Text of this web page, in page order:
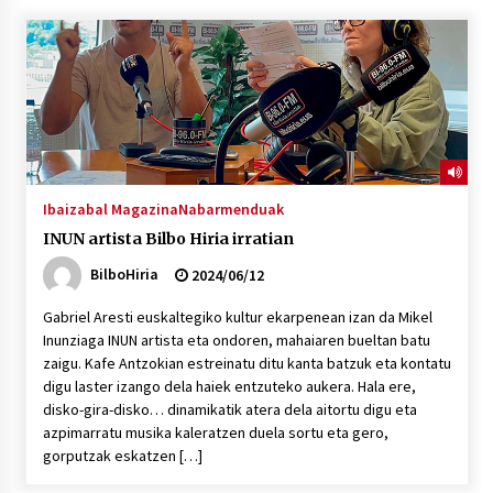
“Hiztegi bat” Gorka Urbizuk idatzitako letren
hiztegia
2026/07/23
Bakaikuko barnetegitik gazteek egindako saio
berezia
Kontserbatorioan protagonista
2026/07/15
Gaur abitua da Bilbao bbk live jaialdia
Ibaizabal MagazinaNabarmenduak
INUN artista Bilbo Hiria irratian
BilboHiria
2024/06/12
Gabriel Aresti euskaltegiko kultur ekarpenean izan da Mikel
Inunziaga INUN artista eta ondoren, mahaiaren bueltan batu
zaigu. Kafe Antzokian estreinatu ditu kanta batzuk eta kontatu
digu laster izango dela haiek entzuteko aukera. Hala ere,
disko-gira-disko… dinamikatik atera dela aitortu digu eta
azpimarratu musika kaleratzen duela sortu eta gero,
gorputzak eskatzen […]